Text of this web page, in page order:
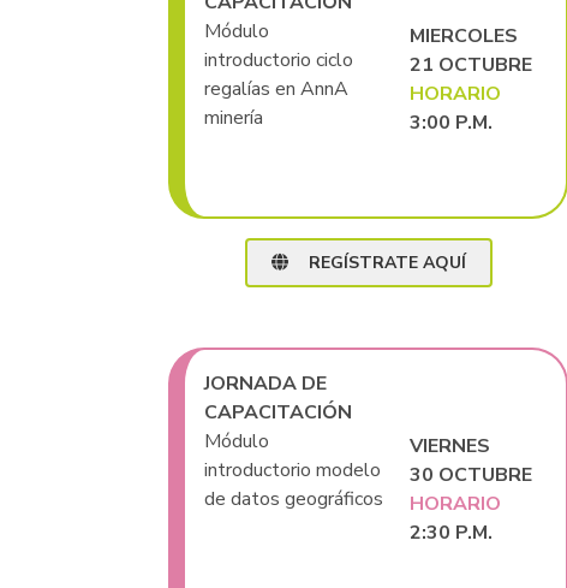
Módulo
introductorio ciclo
regalías en AnnA
minería
MIERCOLES
21 OCTUBRE
HORARIO
3:00 P.M.
REGÍSTRATE AQUÍ
JORNADA DE
CAPACITACIÓN
Módulo
introductorio modelo
de datos geográficos
VIERNES
30 OCTUBRE
HORARIO
2:30 P.M.